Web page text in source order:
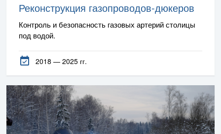
Реконструкция газопроводов-дюкеров
Контроль и безопасность газовых артерий столицы
под водой.
2018 — 2025 гг.